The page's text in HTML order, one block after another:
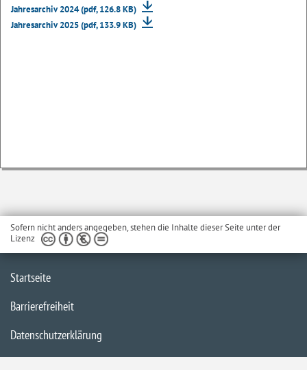
Jahresarchiv 2024 (pdf, 126.8 KB)
Jahresarchiv 2025 (pdf, 133.9 KB)
Sofern nicht anders angegeben, stehen die Inhalte dieser Seite unter der
Lizenz
Startseite
Barrierefreiheit
Datenschutzerklärung